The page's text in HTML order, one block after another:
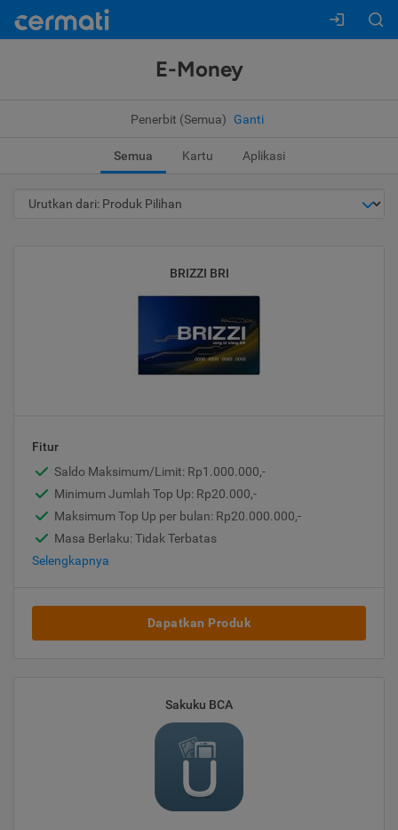
E-Money
Penerbit (Semua) Ganti
Semua Kartu Aplikasi
BRIZZI BRI
Fitur
Saldo Maksimum/Limit: Rp1.000.000,-
Minimum Jumlah Top Up: Rp20.000,-
Maksimum Top Up per bulan: Rp20.000.000,-
Masa Berlaku: Tidak Terbatas
Selengkapnya
Dapatkan Produk
Sakuku BCA